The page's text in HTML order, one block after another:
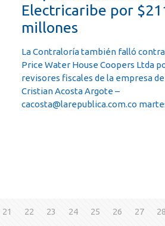
Electricaribe por
millones
La Contraloría también falló
Price Water House Coopers Ltda
revisores fiscales de la empresa
Cristian Acosta Argote –
cacosta@larepublica.com.co
21 22 23 24 25 26 27 28